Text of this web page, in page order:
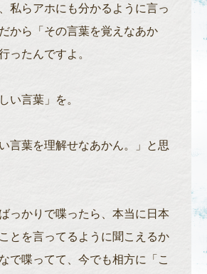
私らアホにも分かるように言っ
から「その言葉を覚えなあか
ったんですよ。
い言葉」を。
い言葉を理解せなあかん。」と思
っかりで喋ったら、本当に日本
とを言ってるように聞こえるか
で喋ってて、今でも相方に「こ